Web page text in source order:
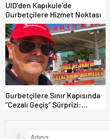
UID’den Kapıkule’de
Gurbetçilere Hizmet Noktası
Gurbetçilere Sınır Kapısında
“Cezalı Geçiş” Sürprizi: